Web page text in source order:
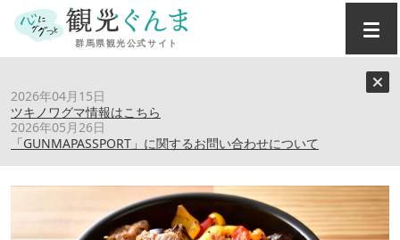
2026年04月15日
ツキノワグマ情報はこちら
2026年05月26日
「GUNMAPASSPORT」に関するお問い合わせについて
【四万温泉】上州牛 Shima Blue Cafe